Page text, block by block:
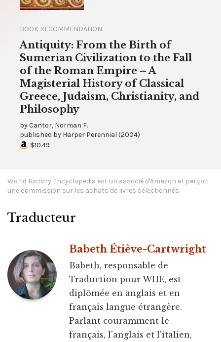
BOOK RECOMMENDATION
Antiquity: From the Birth of
Sumerian Civilization to the Fall
of the Roman Empire – A
Magisterial History of Classical
Greece, Judaism, Christianity, and
Philosophy
byCantor, Norman F.
published by Harper Perennial (2004)
$10.49
World History Encyclopedia est un associé d'Amazon et perçoit
une commission sur les achats de livres sélectionnés.
Traducteur
Babeth Étiève-Cartwright
Babeth, responsable de
Traduction pour WHE, est
diplômée en anglais et en
français langue étrangère.
Parlant couramment le
français, l'anglais et l'italien,